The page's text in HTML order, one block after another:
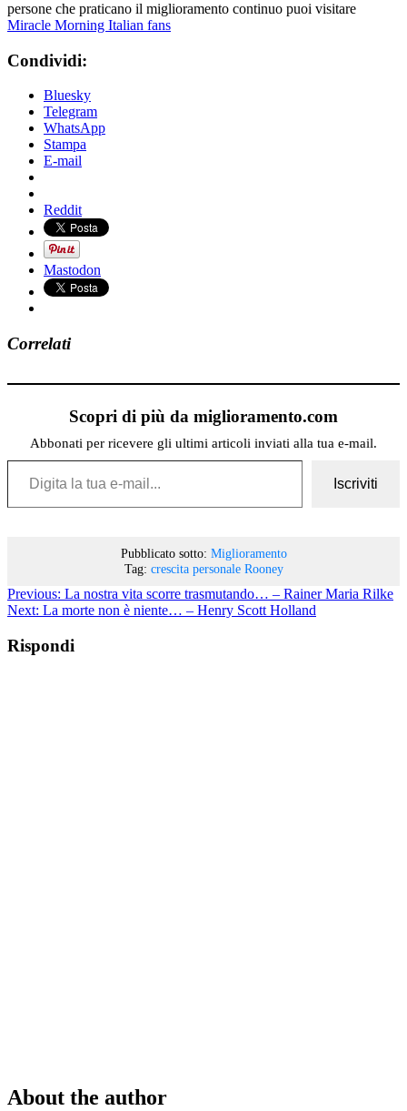
persone che praticano il miglioramento continuo puoi visitare
Miracle Morning Italian fans
Condividi:
Bluesky
Telegram
WhatsApp
Stampa
E-mail
Reddit
Mastodon
Correlati
Scopri di più da miglioramento.com
Abbonati per ricevere gli ultimi articoli inviati alla tua e-mail.
Digita la tua e-mail...
Iscriviti
Pubblicato sotto: Miglioramento
Tag: crescita personale Rooney
Previous: La nostra vita scorre trasmutando… – Rainer Maria Rilke
Next: La morte non è niente… – Henry Scott Holland
Rispondi
About the author